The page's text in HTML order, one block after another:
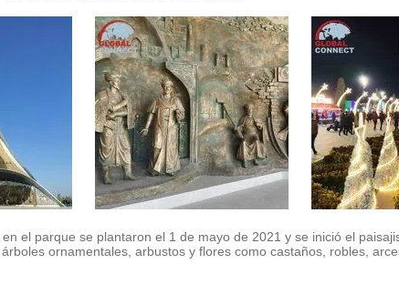
el parque se plantaron el 1 de mayo de 2021 y se inició el
ornamentales, arbustos y flores como castaños, robles,